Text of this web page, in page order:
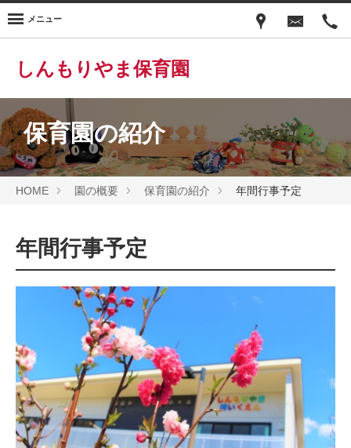
しんもりやま保育園
メニュー
保育園の紹介
HOME 園の概要 保育園の紹介 年間行事予定
年間行事予定